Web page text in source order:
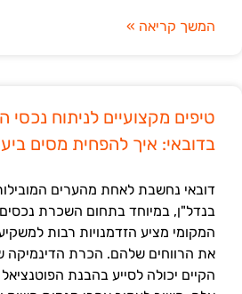
המשך קריאה »
טיפים מקצועיים לניתוח נכסי
בדובאי: איך להפחית מסים
דובאי נחשבת לאחת מהערים
בנדל"ן, במיוחד בתחום השכרת נכסים
המקומי מציע הזדמנויות רבות
את הרווחים שלהם. הכרת הדינמיקה
הקיים יכולה לסייע בהבנת